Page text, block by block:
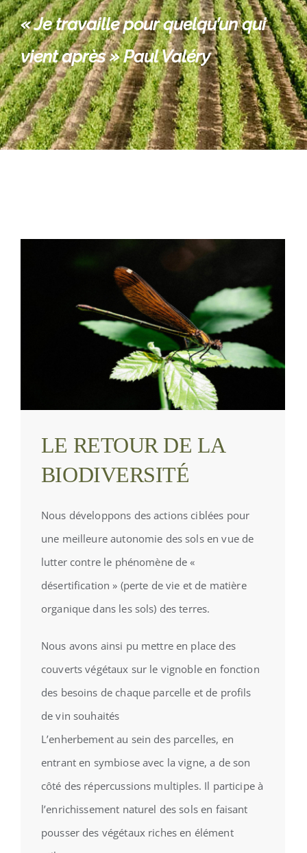
« Je travaille pour quelqu’un qui
vient après » Paul Valéry
LE RETOUR DE LA
BIODIVERSITÉ
Nous développons des actions ciblées pour
une meilleure autonomie des sols en vue de
lutter contre le phénomène de «
désertification » (perte de vie et de matière
organique dans les sols) des terres.
Nous avons ainsi pu mettre en place des
couverts végétaux sur le vignoble en fonction
des besoins de chaque parcelle et de profils
de vin souhaités
L’enherbement au sein des parcelles, en
entrant en symbiose avec la vigne, a de son
côté des répercussions multiples. Il participe à
l’enrichissement naturel des sols en faisant
pousser des végétaux riches en élément